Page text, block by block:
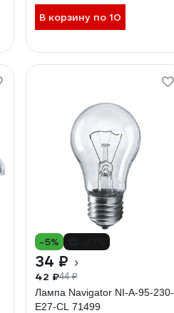
В корзину по 10
-5%
34 ₽
42 ₽44 ₽
Лампа Navigator NI-A-95-230-
E27-CL 71499